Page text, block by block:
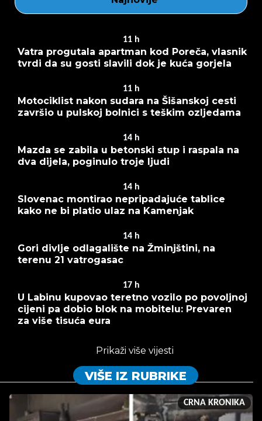
11 h
Vatra progutala apartman kod Poreča, vlasnik
tvrdi da su gosti slavili dok je kuća gorjela
11 h
Motociklist nakon sudara na Šišanskoj cesti
završio u pulskoj bolnici s teškim ozljedama
14 h
Mazda se zabila u betonski stup i raspala na
dva dijela, poginulo troje ljudi
14 h
Slovenac montirao nepripadajuće tablice
kako ne bi platio ulaz na Kamenjak
14 h
Gori divlje odlagalište na Žminjštini, na
terenu 21 vatrogasac
17 h
U Labinu kupovao teretno vozilo po povoljnoj
cijeni pa dobio blok na mobitelu: Prevaren
za više tisuća eura
Prikaži više vijesti
VIŠE IZ RUBRIKE
CRNA KRONIKA